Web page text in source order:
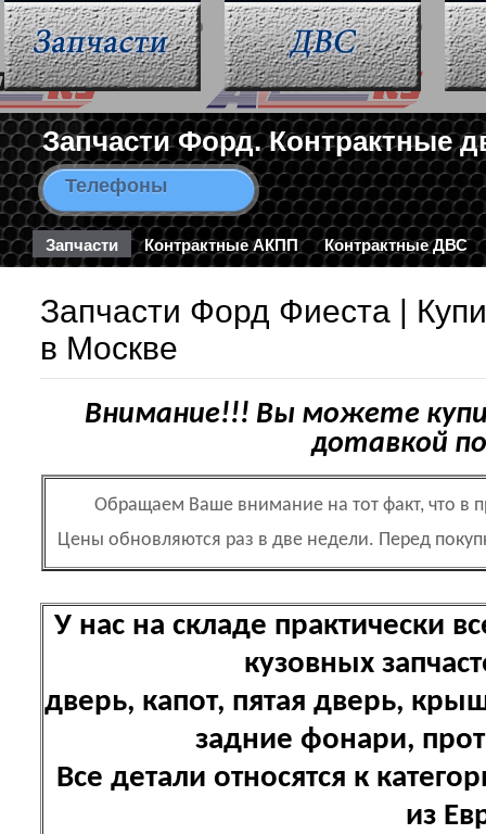
Запчасти Форд. Контрактные
Телефоны 8-963-663-46-43 / 8-495-782-
Запчасти Контрактные АКПП Контрактные ДВС
Запчасти Форд Фиеста |
в Москве
Внимание!!! Вы можете
дотавкой
Обращаем Ваше внимание на тот факт, что в
Цены обновляются раз в две недели. Перед
У нас на складе практически
кузовных
дверь, капот, пятая дверь,
задние фонари,
Все детали относятся к
из